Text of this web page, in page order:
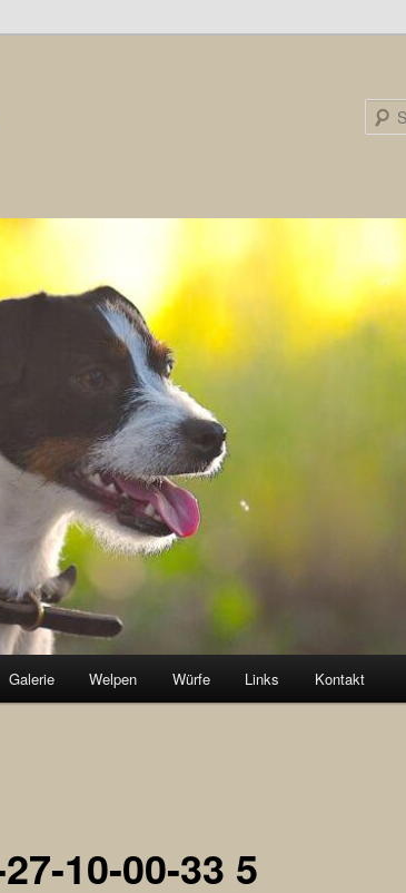
Galerie Welpen Würfe Links Kontakt
10-00-33 5